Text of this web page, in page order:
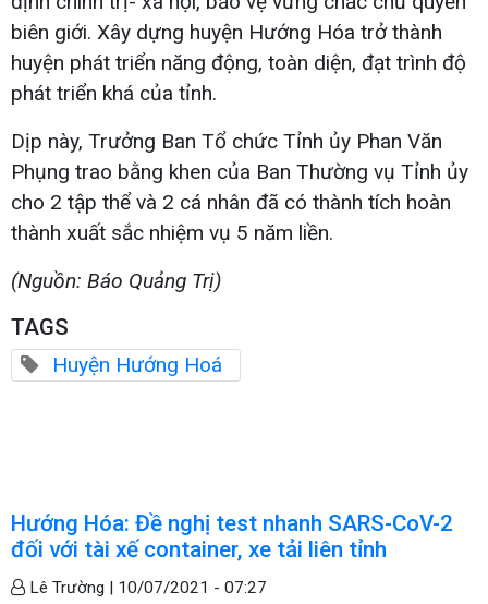
biên giới. Xây dựng huyện Hướng Hóa trở thành
huyện phát triển năng động, toàn diện, đạt trình độ
phát triển khá của tỉnh.
Dịp này, Trưởng Ban Tổ chức Tỉnh ủy Phan Văn
Phụng trao bằng khen của Ban Thường vụ Tỉnh ủy
cho 2 tập thể và 2 cá nhân đã có thành tích hoàn
thành xuất sắc nhiệm vụ 5 năm liền.
(Nguồn: Báo Quảng Trị)
TAGS
Huyện Hướng Hoá
Hướng Hóa: Đề nghị test nhanh SARS-CoV-2
đối với tài xế container, xe tải liên tỉnh
Lê Trường | 10/07/2021 - 07:27